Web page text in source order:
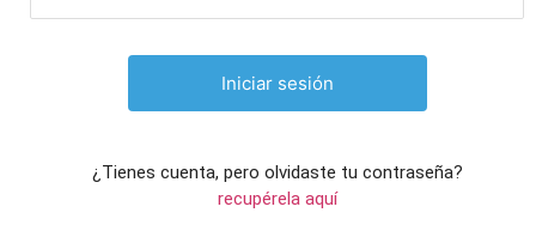
¿Tienes cuenta, pero olvidaste tu contraseña?
recupérela aquí